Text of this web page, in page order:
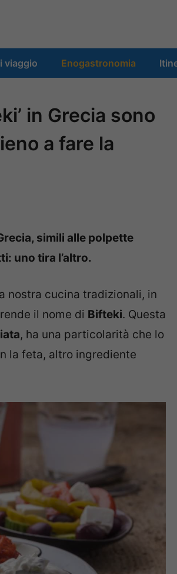
viaggio Enogastronomia
in Grecia sono
a fare la
simili alle polpette
uno tira l’altro.
nostra cucina tradizionali, in
il nome di Bifteki. Questa
, ha una particolarità che lo
la feta, altro ingrediente